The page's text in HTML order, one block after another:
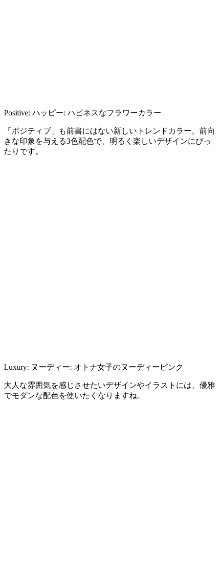
Positive: ハッピー: ハピネスなフラワーカラー
「ポジティブ」も前書にはない新しいトレンドカラー。前向
きな印象を与える3色配色で、明るく楽しいデザインにぴっ
たりです。
Luxury: ヌーディー: オトナ女子のヌーディーピンク
大人な雰囲気を感じさせたいデザインやイラストには、優雅
でモダンな配色を使いたくなりますね。